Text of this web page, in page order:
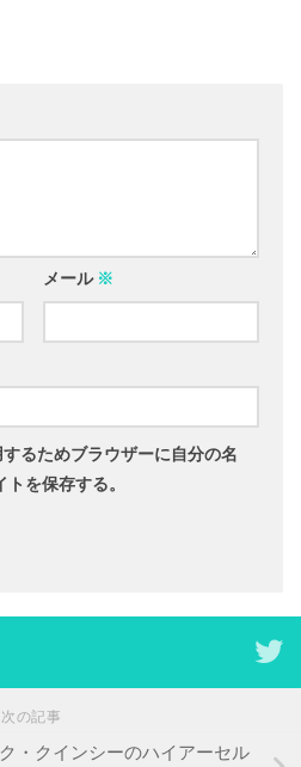
メール ※
るためブラウザーに自分の名
を保存する。
次の記事
・クインシーのハイアーセル